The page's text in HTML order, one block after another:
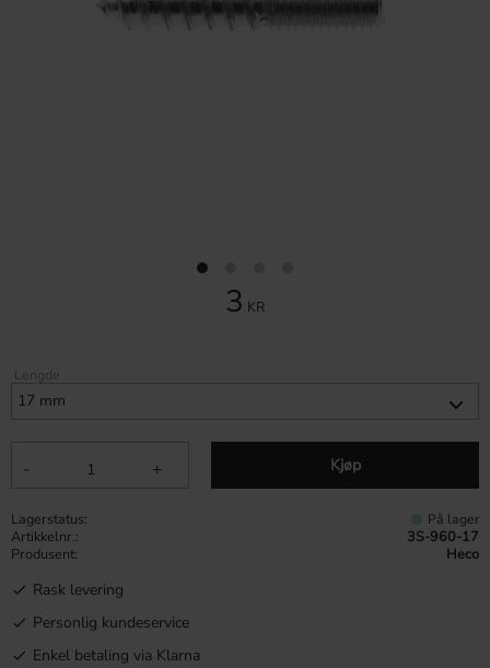
3 KR
Lengde
+
- Kjøp
Lagerstatus På lager
Artikkelnr.
3S-960-17
Produsent
Heco
Rask levering
Personlig kundeservice
Enkel betaling via Klarna